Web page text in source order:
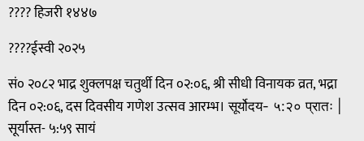
???? हिजरी १४४७
????ईस्वी २०२५
सं० २०८२ भाद्र शुक्लपक्ष चतुर्थी दिन ०२:०६, श्री सीधी विनायक व्रत, भद्रा
दिन ०२:०६, दस दिवसीय गणेश उत्सव आरम्भ।सूर्योदय- ५:२० प्रातः |
सूर्यास्त- ५:५९ सायं